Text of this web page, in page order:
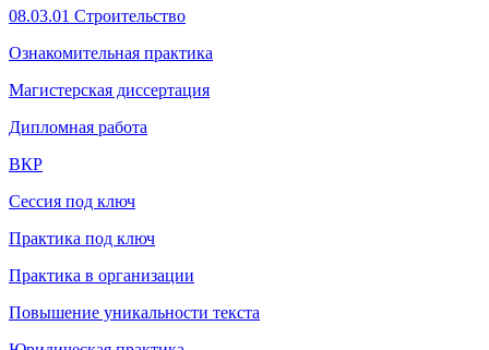
08.03.01 Строительство
Ознакомительная практика
Магистерская диссертация
Дипломная работа
ВКР
Сессия под ключ
Практика под ключ
Практика в организации
Повышение уникальности текста